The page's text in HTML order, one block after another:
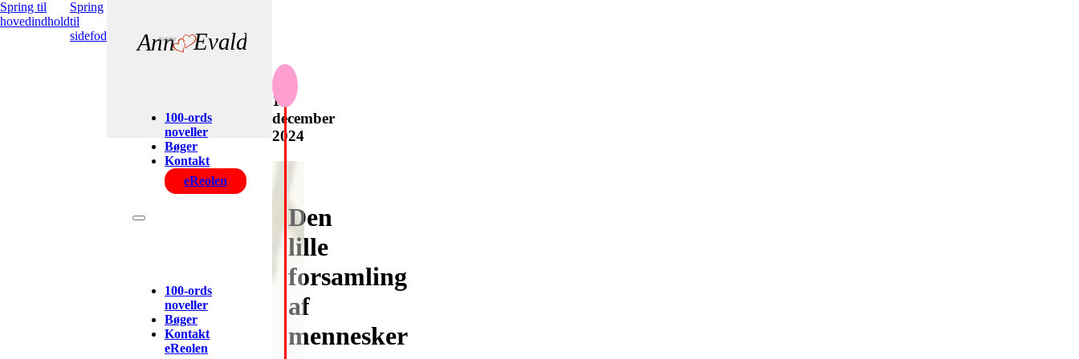
Spring til
hovedindhold
Spring
til
sidefod
Evald
Ann
100-ords
noveller
Bøger
Kontakt
eReolen
100-ords
noveller
Bøger
Kontakt
eReolen
1
december
2024
Den
lille
forsamling
af
mennesker